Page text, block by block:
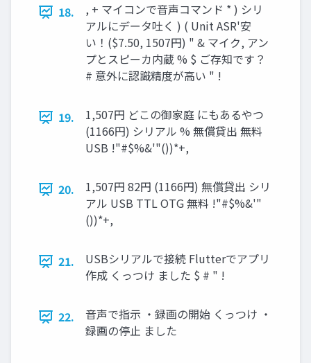
18.
, + マイコンで音声コマンド * ) シリ
アルにデータ吐く ) ( Unit ASR'安
い！($7.50, 1507円) " & マイク, アン
プとスピーカ内蔵 % $ ご存知です？
# 意外に認識精度が高い " !
19.
1,507円 どこの御家庭 にもあるやつ
(1166円) シリアル % 無償貸出 無料
USB !"#$%&'"())*+,
20.
1,507円 82円 (1166円) 無償貸出 シリ
アル USB TTL OTG 無料 !"#$%&'"
())*+,
21.
USBシリアルで接続 Flutterでアプリ
作成 くっつけ ました $ # " !
22.
音声で指示 ・録画の開始 くっつけ ・
録画の停止 ました